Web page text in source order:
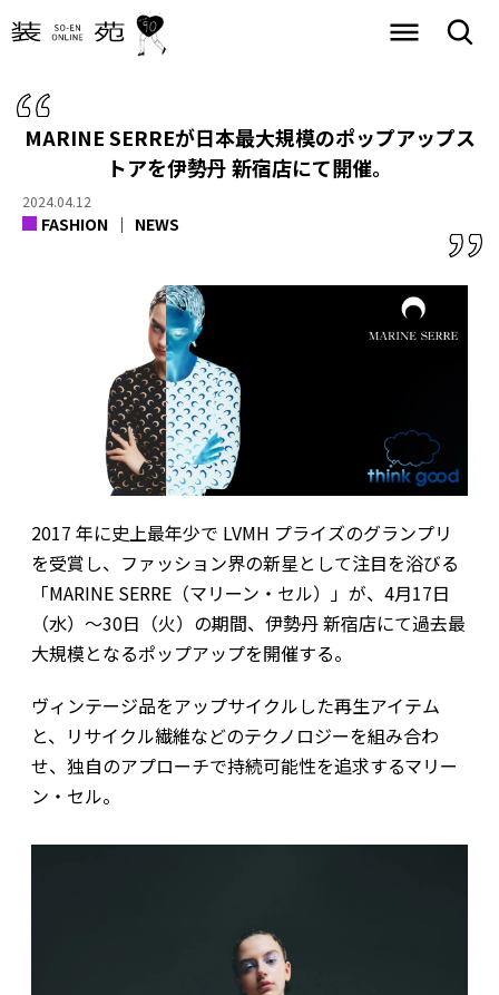
MARINE SERREが日本最大規模のポップアップス
トアを伊勢丹 新宿店にて開催。
2024.04.12
FASHION NEWS
2017 年に史上最年少で LVMH プライズのグランプリ
を受賞し、ファッション界の新星として注目を浴びる
「MARINE SERRE（マリーン・セル）」が、4月17日
（水）〜30日（火）の期間、伊勢丹 新宿店にて過去最
大規模となるポップアップを開催する。
ヴィンテージ品をアップサイクルした再生アイテム
と、リサイクル繊維などのテクノロジーを組み合わ
せ、独自のアプローチで持続可能性を追求するマリー
ン・セル。